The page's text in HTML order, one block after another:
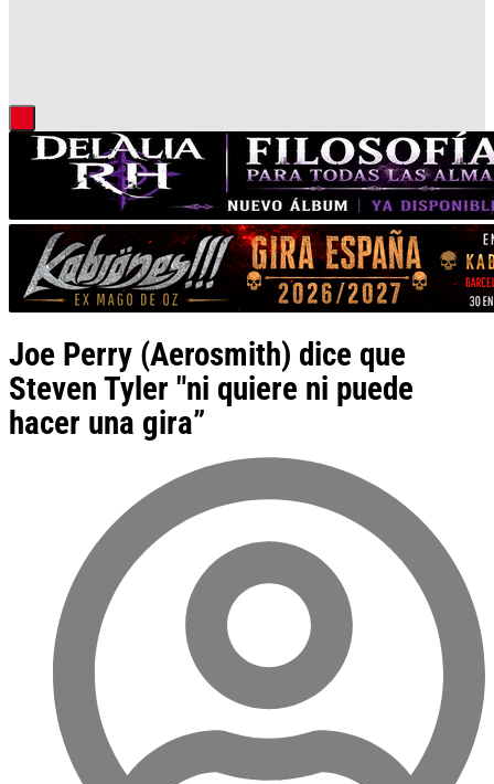
Joe Perry (Aerosmith) dice que
Steven Tyler "ni quiere ni puede
hacer una gira”